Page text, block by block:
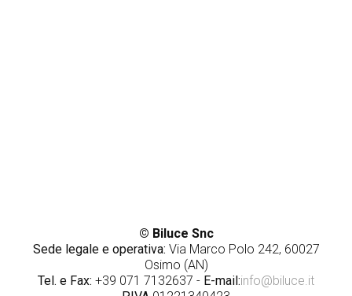
© Biluce Snc
Sede legale e operativa: Via Marco Polo 242, 60027
Osimo (AN)
Tel. e Fax: +39 071 7132637 - E-mail:info@biluce.it